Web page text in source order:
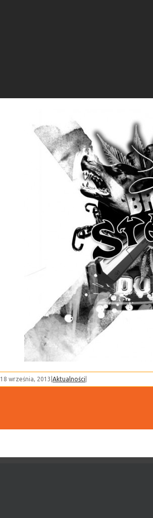
18 września, 2013 Aktualności